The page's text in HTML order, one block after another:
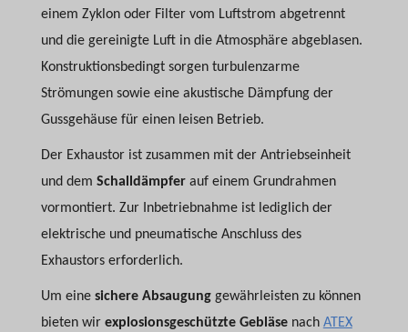
einem Zyklon oder Filter vom Luftstrom abgetrennt
und die gereinigte Luft in die Atmosphäre abgeblasen.
Konstruktionsbedingt sorgen turbulenzarme
Strömungen sowie eine akustische Dämpfung der
Gussgehäuse für einen leisen Betrieb.
Der Exhaustor ist zusammen mit der Antriebseinheit
und dem Schalldämpferauf einem Grundrahmen
vormontiert. Zur Inbetriebnahme ist lediglich der
elektrische und pneumatische Anschluss des
Exhaustors erforderlich.
Um eine sichere Absaugung gewährleisten zu können
bieten wir explosionsgeschützte Gebläse nach ATEX